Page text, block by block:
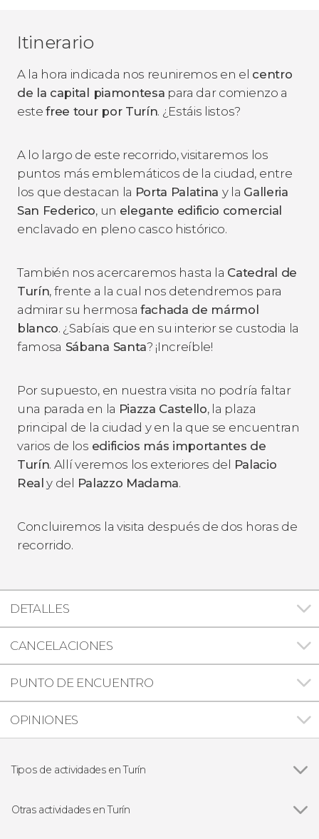
Itinerario
A la hora indicada nos reuniremos en el centro
de la capital piamontesa para dar comienzo a
estefree tour por Turín. ¿Estáis listos?
A lo largo de este recorrido, visitaremos los
puntos más emblemáticos de la ciudad, entre
los que destacan la Porta Palatina y la Galleria
San Federico, un elegante edificio comercial
enclavado en pleno casco histórico.
También nos acercaremos hasta la Catedral de
Turín, frente a la cual nos detendremos para
admirar su hermosa fachada de mármol
blanco. ¿Sabíais que en su interior se custodia la
famosa Sábana Santa? ¡Increíble!
Por supuesto, en nuestra visita no podría faltar
una parada en la Piazza Castello, la plaza
principal de la ciudad y en la que se encuentran
varios de los edificios más importantes de
Turín. Allí veremos los exteriores del Palacio
Real y del Palazzo Madama.
Concluiremos la visita después de dos horas de
recorrido.
DETALLES
CANCELACIONES
PUNTO DE ENCUENTRO
OPINIONES
Tipos de actividades en Turín
Otras actividades en Turín